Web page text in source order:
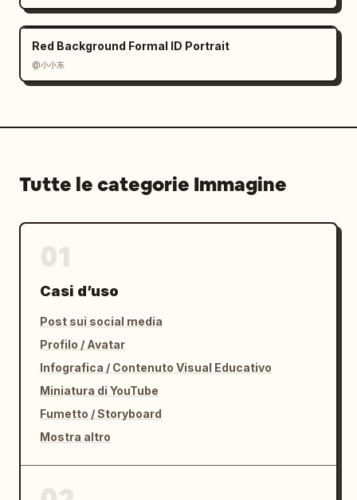
Red Background Formal ID Portrait
@小小东
Tutte le categorie Immagine
Casi d’uso
Post sui social media
Profilo / Avatar
Infografica / Contenuto Visual Educativo
Miniatura di YouTube
Fumetto / Storyboard
Mostra altro